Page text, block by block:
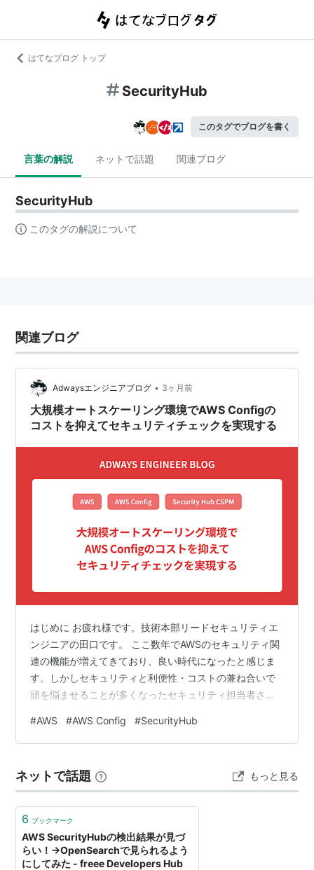
はてなブログ トップ
SecurityHub
このタグでブログを書く
言葉の解説 ネットで話題 関連ブログ
SecurityHub
このタグの解説について
関連ブログ
Adwaysエンジニアブログ • 3ヶ月前
大規模オートスケーリング環境でAWS Configの
コストを抑えてセキュリティチェックを実現する
はじめに お疲れ様です。技術本部リードセキュリティエ
ンジニアの田口です。 ここ数年でAWSのセキュリティ関
連の機能が増えてきており、良い時代になったと感じま
す。しかしセキュリティと利便性・コストの兼ね合いで
頭を悩ませることが多くなったセキュリティ担当者さん
抱える皆様に向け、大規模にEC2オートスケーリングを
利用しているAWSアカウントにおいて、 AWS Configの
組みについて紹介します。 「セキュリティチェックをし
たいが、AWS Configのコストがネックで有効化に踏み切
#AWS #AWS Config #SecurityHub
ネットで話題 もっと見る
6 ブックマーク
AWS SecurityHubの検出結果が見づ
らい！→OpenSearchで見られるよう
にしてみた - freee Developers Hub